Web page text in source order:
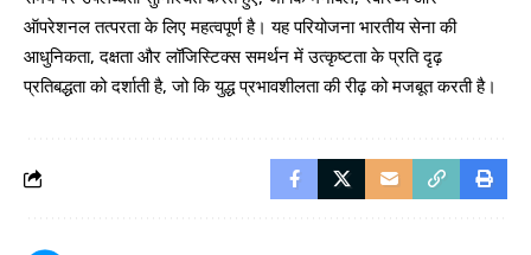
ऑपरेशनल तत्परता के लिए महत्वपूर्ण है। यह परियोजना भारतीय सेना की
आधुनिकता, दक्षता और लॉजिस्टिक्स समर्थन में उत्कृष्टता के प्रति दृढ़
प्रतिबद्धता को दर्शाती है, जो कि युद्ध प्रभावशीलता की रीढ़ को मजबूत करती है।